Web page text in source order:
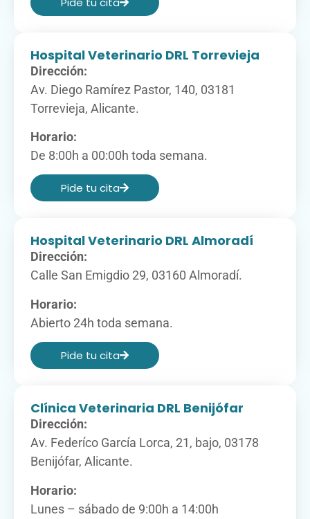
Hospital Veterinario DRL Torrevieja
Dirección:
Av. Diego Ramírez Pastor, 140, 03181
Torrevieja, Alicante.
Horario:
De 8:00h a 00:00h toda semana.
Pide tu cita​
Hospital Veterinario DRL Almoradí
Dirección:
Calle San Emigdio 29, 03160 Almoradí.
Horario:
Abierto 24h toda semana.
Pide tu cita​
Clínica Veterinaria DRL Benijófar
Dirección:
Av. Federíco García Lorca, 21, bajo, 03178
Benijófar, Alicante.
Horario:
Lunes – sábado de 9:00h a 14:00h